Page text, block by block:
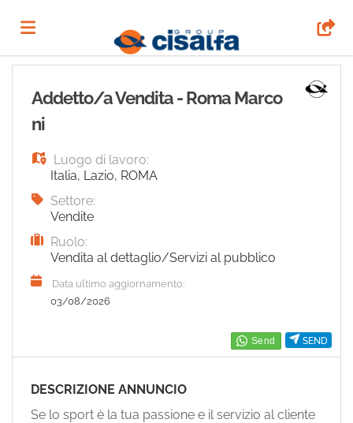
lavoro
il
CV
Login
Lingua
EN
FR
SEND
Addetto/a Vendita - Roma Marco
ni
Luogo di lavoro:
Italia, Lazio, ROMA
Settore:
Vendite
Ruolo:
Vendita al dettaglio/Servizi al pubblico
Data ultimo aggiornamento:
03/08/2026
DESCRIZIONE ANNUNCIO
Se lo sport è la tua passione e il servizio al cliente